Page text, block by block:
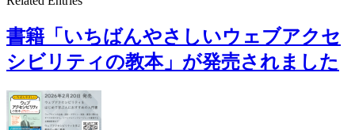
書籍「いちばんやさしいウェブアクセ
シビリティの教本」が発売されました